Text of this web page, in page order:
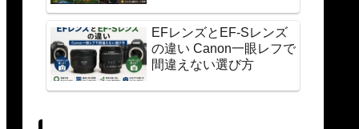
EFレンズとEF-Sレンズ
の違い Canon一眼レフで
間違えない選び方